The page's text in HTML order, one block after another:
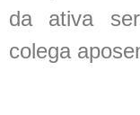
da ativa
colega